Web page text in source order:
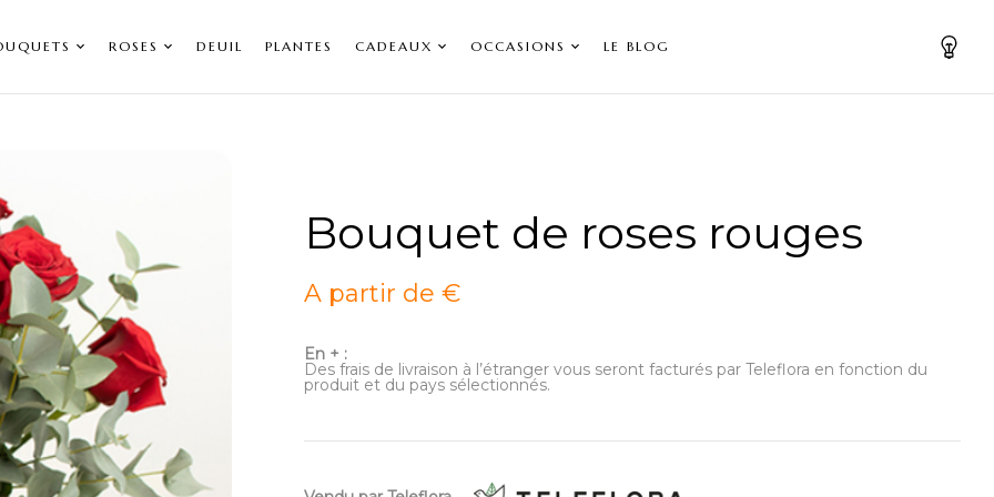
ROSES DEUIL PLANTES CADEAUX OCCASIONS LE BLOG
Bouquet de roses rouges
A partir de €
En + :
Des frais de livraison à l’étranger vous seront facturés par Teleflora en fonction du
produit et du pays sélectionnés.